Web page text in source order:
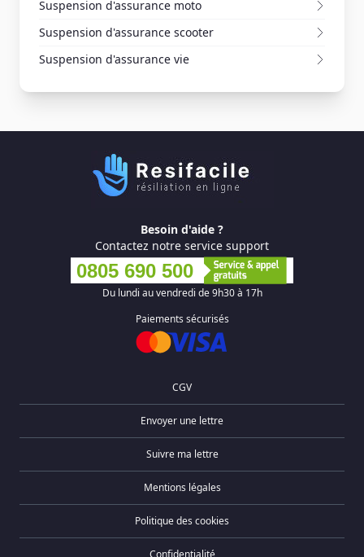
Suspension d'assurance moto
Suspension d'assurance scooter
Suspension d'assurance vie
Besoin d'aide ?
Contactez notre service support
0805 690 500
Du lundi au vendredi de 9h30 à 17h
Paiements sécurisés
CGV
Envoyer une lettre
Suivre ma lettre
Mentions légales
Politique des cookies
Confidentialité